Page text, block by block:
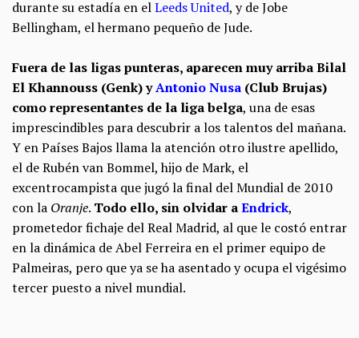
durante su estadía en elLeeds United, y de Jobe
Bellingham, el hermano pequeño de Jude.
Fuera de las ligas punteras, aparecen muy arriba Bilal
El Khannouss (Genk) yAntonio Nusa (Club Brujas)
como representantes de la liga belga, una de esas
imprescindibles para descubrir a los talentos del mañana.
Y en Países Bajos llama la atención otro ilustre apellido,
el de Rubén van Bommel, hijo de Mark, el
excentrocampista que jugó la final del Mundial de 2010
con la Oranje. Todo ello, sin olvidar aEndrick,
prometedor fichaje del Real Madrid, al que le costó entrar
en la dinámica de Abel Ferreira en el primer equipo de
Palmeiras, pero que ya se ha asentado y ocupa el vigésimo
tercer puesto a nivel mundial.